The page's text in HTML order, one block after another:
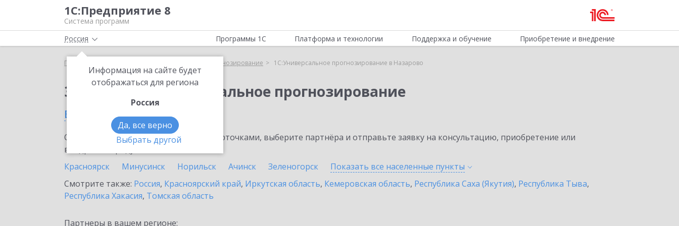
1С:Предприятие 8
Система программ
Россия
Информация на сайте будет
отображаться для региона
Россия
Да, все верно
Выбрать другой
Программы 1С Платформа и технологии Поддержка и обучение Приобретение и внедрение
Главная 1С:Универсальное прогнозирование 1С:Универсальное прогнозирование в Назарово
Заказать 1С:Универсальное прогнозирование
в Назарово
Ознакомьтесь с информационными карточками, выберите партнёра и отправьте заявку на консультацию, приобретение или
внедрение продукта.
Красноярск
Минусинск Норильск Ачинск Зеленогорск Показать все населенные пункты
Смотрите также: Россия, Красноярский край, Иркутская область, Кемеровская область, Республика Саха (Якутия), Республика Тыва,
Республика Хакасия, Томская область
Партнеры в вашем регионе: